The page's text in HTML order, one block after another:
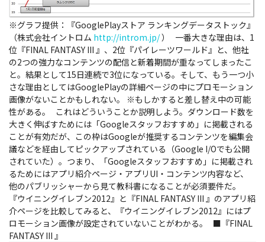
※グラフ提供：『GooglePlayストア ランキングデータストック』
（株式会社イントロム http://introm.jp/） 一番大きな理由は、1
位『FINAL FANTASY III 』、2位『パイレーツワールド』と、他社
の2つの強力なコンテンツの配信と新着期間が重なってしまったこ
と。結果として15日連続で3位になっている。そして、もう一つ小
さな理由としてはGooglePlayの詳細ページの中にプロモーション
画像がないことかもしれない。 ※もしかすると差し替え中の可能
性がある。 これはどういうことか説明しよう。ダウンロード数を
大きく伸ばすためには「Googleスタッフおすすめ」に掲載される
ことが有効だが、この枠はGoogleが推奨するコンテンツを編集会
議などを経由してピックアップされている（Google I/Oでも公開
されていた）。つまり、「Googleスタッフおすすめ」に掲載され
るためにはアプリ紹介ページ・アプリUI・コンテンツ内容など、
他のパブリッシャーから見て教科書になることが必須要件だ。
『ウイニングイレブン2012』と『FINAL FANTASY III 』のアプリ紹
介ページを比較してみると、『ウイニングイレブン2012』にはプ
ロモーション画像が設定されていないことがわかる。 ■『FINAL
FANTASY III 』